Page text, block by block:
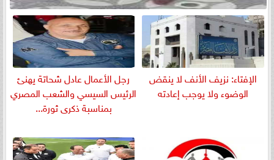
الإفتاء: نزيف الأنف لا ينقض
الوضوء ولا يوجب إعادته
رجل الأعمال عادل شحاتة يهنئ
الرئيس السيسي والشعب المصري
بمناسبة ذكرى ثورة...